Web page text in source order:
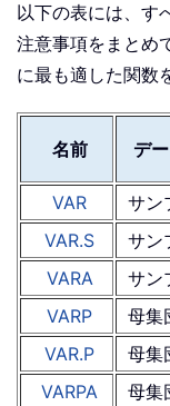
以下の表には、す
注意事項をまとめ
に最も適した関数
名前 デ
VAR
サン
VAR.S
サン
VARA
サン
VARP
母集
VAR.P
母集
VARPA
母集